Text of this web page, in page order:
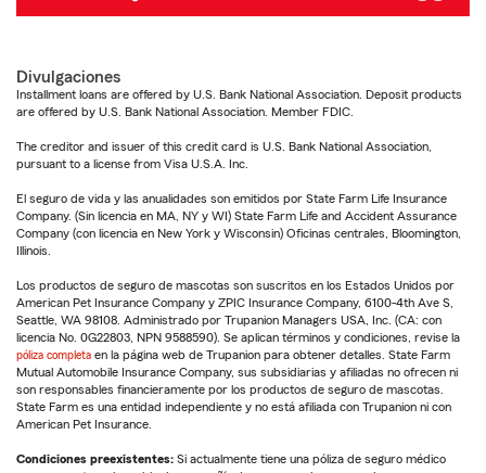
Divulgaciones
Installment loans are offered by U.S. Bank National Association. Deposit products
are offered by U.S. Bank National Association. Member FDIC.
The creditor and issuer of this credit card is U.S. Bank National Association,
pursuant to a license from Visa U.S.A. Inc.
El seguro de vida y las anualidades son emitidos por State Farm Life Insurance
Company. (Sin licencia en MA, NY y WI) State Farm Life and Accident Assurance
Company (con licencia en New York y Wisconsin) Oficinas centrales, Bloomington,
Illinois.
Los productos de seguro de mascotas son suscritos en los Estados Unidos por
American Pet Insurance Company y ZPIC Insurance Company, 6100-4th Ave S,
Seattle, WA 98108. Administrado por Trupanion Managers USA, Inc. (CA: con
licencia No. 0G22803, NPN 9588590). Se aplican términos y condiciones, revise la
póliza completa en la página web de Trupanion para obtener detalles. State Farm
Mutual Automobile Insurance Company, sus subsidiarias y afiliadas no ofrecen ni
son responsables financieramente por los productos de seguro de mascotas.
State Farm es una entidad independiente y no está afiliada con Trupanion ni con
American Pet Insurance.
Condiciones preexistentes: Si actualmente tiene una póliza de seguro médico